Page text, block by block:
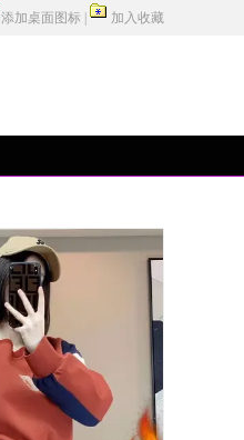
添加桌面图标 加入收藏